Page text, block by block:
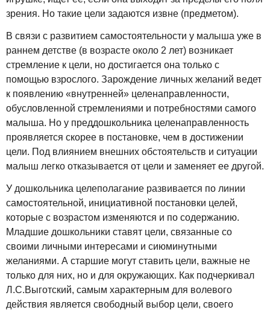
зрения. Но такие цели задаются извне (предметом).
В связи с развитием самостоятельности у малыша уже в
раннем детстве (в возрасте около 2 лет) возникает
стремление к цели, но достигается она только с
помощью взрослого. Зарождение личных желаний ведет
к появлению «внутренней» целенаправленности,
обусловленной стремлениями и потребностями самого
малыша. Но у преддошкольника целенаправленность
проявляется скорее в постановке, чем в достижении
цели. Под влиянием внешних обстоятельств и ситуации
малыш легко отказывается от цели и заменяет ее другой.
У дошкольника целеполагание развивается по линии
самостоятельной, инициативной постановки целей,
которые с возрастом изменяются и по содержанию.
Младшие дошкольники ставят цели, связанные со
своими личными интересами и сиюминутными
желаниями. А старшие могут ставить цели, важные не
только для них, но и для окружающих. Как подчеркивал
Л.С.Выготский, самым характерным для волевого
действия является свободный выбор цели, своего